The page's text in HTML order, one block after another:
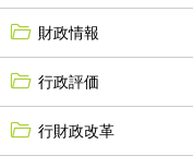
財政情報
行政評価
行財政改革